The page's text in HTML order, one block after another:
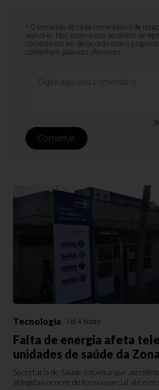
* O conteúdo de cada comentário é de
realizá-lo. Nos reservamos ao direito de
comentários em desacordo com o
contenham palavras ofensivas.
Comentar
Tecnologia Há 4 horas
Falta de energia afeta
unidades de saúde da
Secretaria de Saúde informa que
atingidas ocorre de forma parcial até o